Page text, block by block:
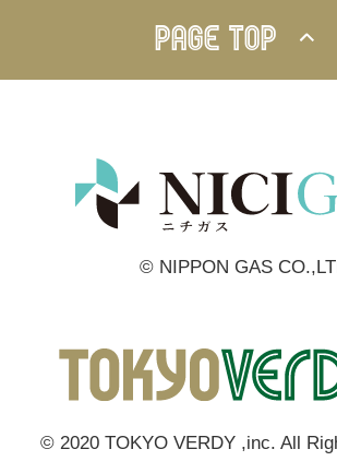
PAGE TOP
© NIPPON GAS
© 2020 TOKYO VERDY ,inc. All